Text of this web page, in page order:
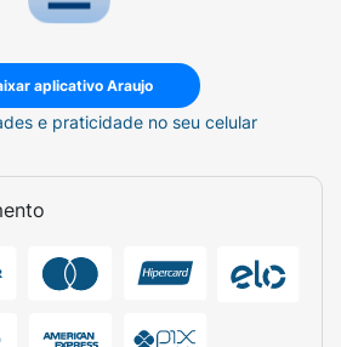
aplicativo Araujo
e praticidade no seu celular